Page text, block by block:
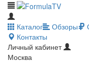
Каталог Обзоры
Контакты
Личный кабинет
Москва